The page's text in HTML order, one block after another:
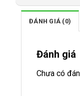
ĐÁNH GIÁ (0)
Đánh giá
Chưa có